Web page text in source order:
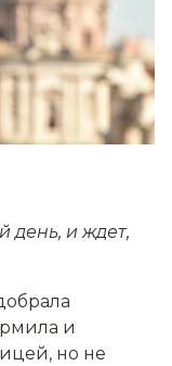
день, и ждет,
и
но не